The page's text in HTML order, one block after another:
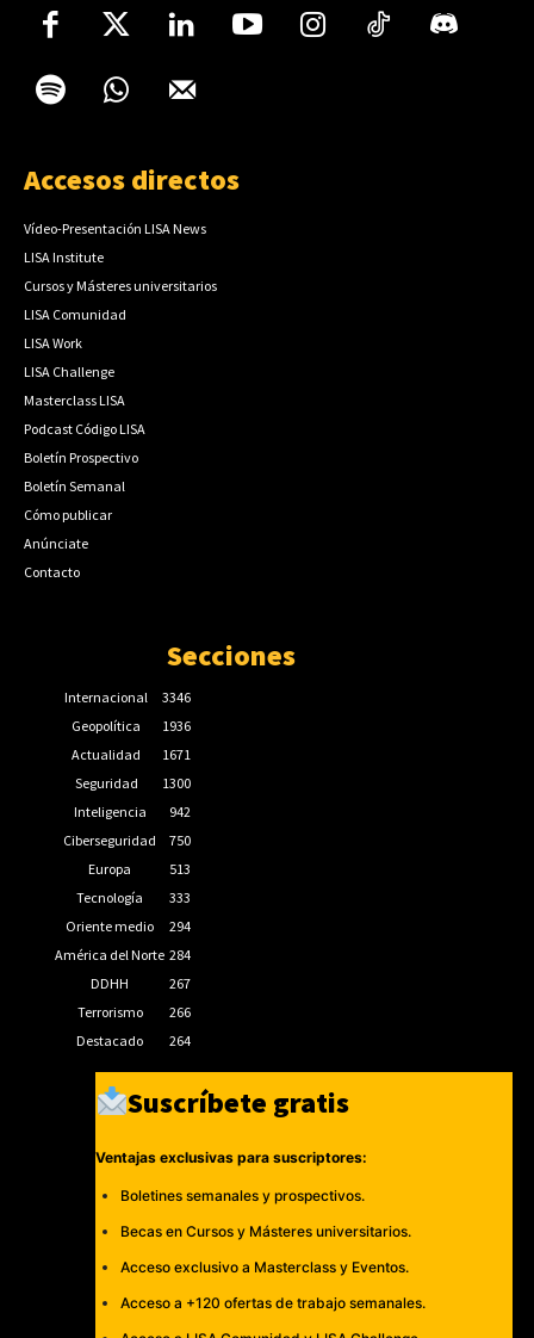
Accesos directos
Vídeo-Presentación LISA News
LISA Institute
Cursos y Másteres universitarios
LISA Comunidad
LISA Work
LISA Challenge
Masterclass LISA
Podcast Código LISA
Boletín Prospectivo
Boletín Semanal
Cómo publicar
Anúnciate
Contacto
Secciones
Internacional
3346
Geopolítica
1936
Actualidad
1671
Seguridad
1300
Inteligencia
942
Ciberseguridad
750
Europa
513
Tecnología
333
Oriente medio
294
América del Norte 284
DDHH
267
Terrorismo
266
Destacado
264
Suscríbete gratis
Ventajas exclusivas para suscriptores:
Boletines semanales y prospectivos.
Becas en Cursos y Másteres universitarios.
Acceso exclusivo a Masterclass y Eventos.
Acceso a +120 ofertas de trabajo semanales.